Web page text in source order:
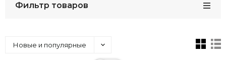
Фильтр товаров
Новые и популярные